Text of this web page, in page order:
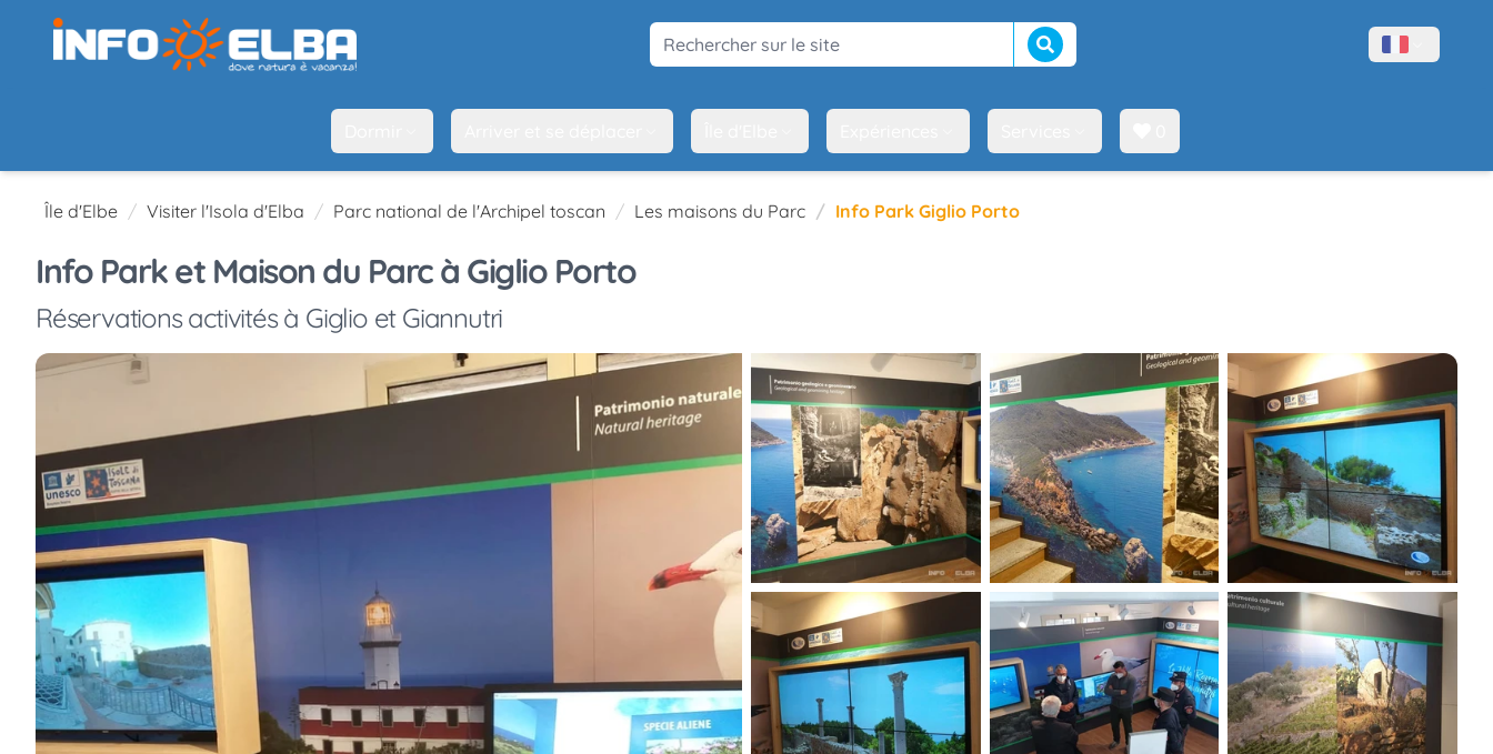
Rechercher sur le site Lancer la recherche Menù lingue
Île d'Elbe Visiter l'Isola d'Elba Parc national de l'Archipel toscan Les maisons du Parc Info Park Giglio Porto
Info Park et Maison du Parc à Giglio Porto
Réservations activités à Giglio et Giannutri